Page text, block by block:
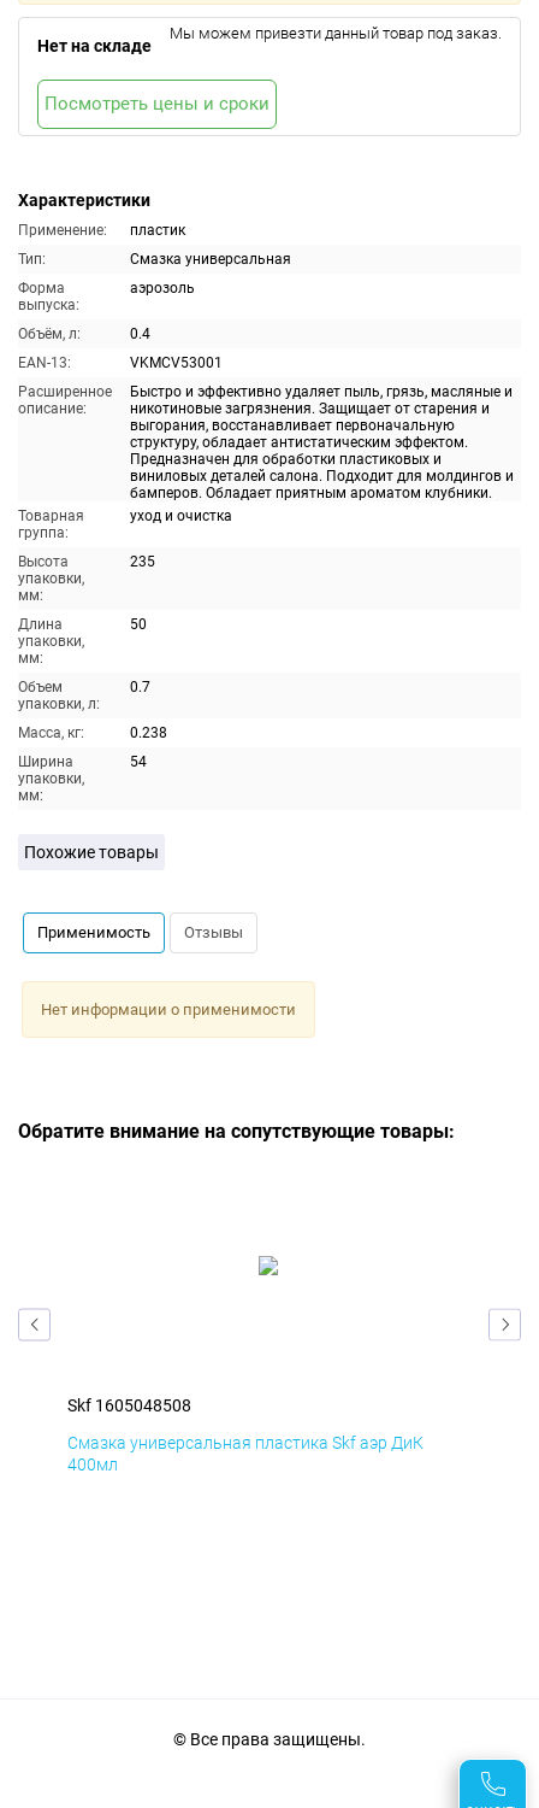
Характеристики
Применение:
пластик
Тип:
Смазка универсальная
Форма
выпуска:
аэрозоль
Объём, л:
0.4
EAN-13:
VKMCV53001
Расширенное
описание:
Быстро и эффективно удаляет пыль, грязь, масляные и
никотиновые загрязнения. Защищает от старения и
выгорания, восстанавливает первоначальную
структуру, обладает антистатическим эффектом.
Предназначен для обработки пластиковых и
виниловых деталей салона. Подходит для молдингов и
бамперов. Обладает приятным ароматом клубники.
Товарная
группа:
уход и очистка
Высота
упаковки,
мм:
235
Длина
упаковки,
мм:
50
Объем
упаковки, л:
0.7
Масса, кг:
0.238
Ширина
упаковки,
мм:
54
Нет на складе
Мы можем привезти данный товар под заказ.
Посмотреть цены и сроки
Похожие товары
Применимость Отзывы
Нет информации о применимости
Обратите внимание на сопутствующие товары:
Skf 1605048508
Смазка универсальная пластика Skf аэр ДиК
400мл
© Все права защищены.